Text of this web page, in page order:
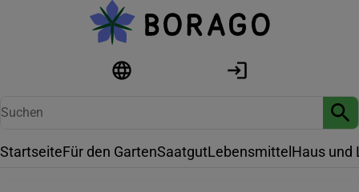
StartseiteFür den GartenSaatgutLebensmittel Haus und